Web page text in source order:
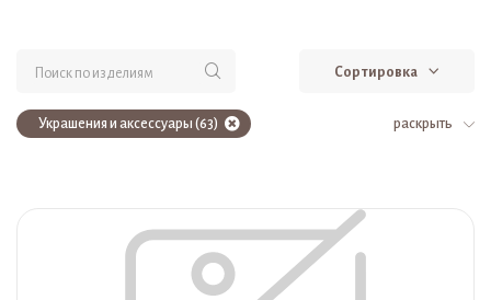
Сортировка
раскрыть
Украшения и аксессуары (63)